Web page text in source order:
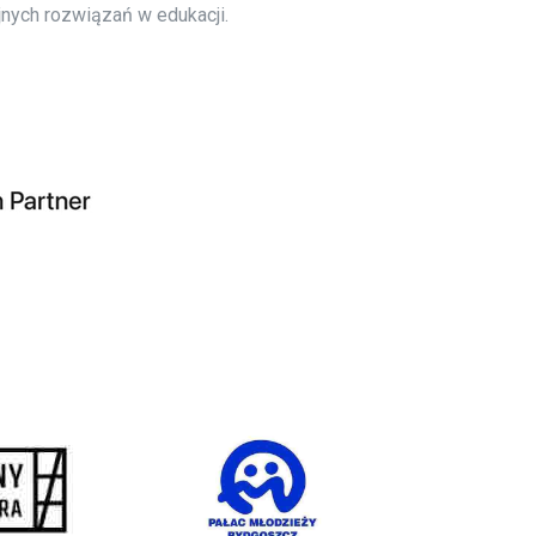
rozwiązań w edukacji.